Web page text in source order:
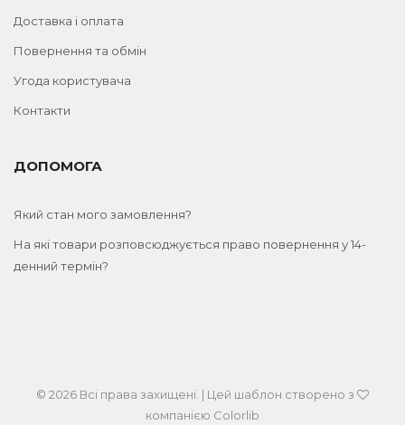
Доставка і оплата
Повернення та обмін
Угода користувача
Контакти
ДОПОМОГА
Який стан мого замовлення?
На які товари розповсюджується право повернення у 14-
денний термін?
© 2026 Всі права захищені. | Цей шаблон створено з
компанією Colorlib